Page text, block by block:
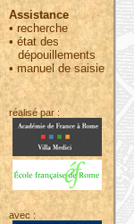
Assistance
• recherche
•état des
dépouillements
•manuel de saisie
réalisé par :
avec :